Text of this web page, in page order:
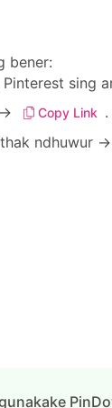
bener:
sing
→ Copy Link
ndhuwur